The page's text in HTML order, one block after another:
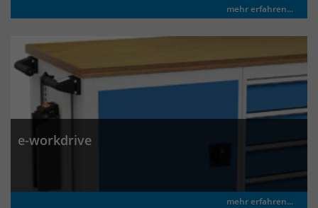
mehr erfahren...
e-workdrive
mehr erfahren...
Zweck
Das Cookie wird genutzt um temporär
Session Daten zu speichern
Laufzeit 30 Minuten